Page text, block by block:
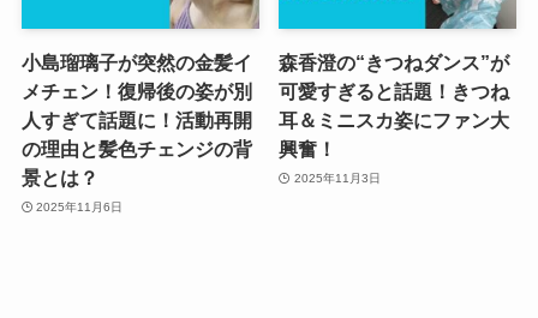
小島瑠璃子が突然の金髪イ
メチェン！復帰後の姿が別
人すぎて話題に！活動再開
の理由と髪色チェンジの背
景とは？
2025年11月6日
森香澄の“きつねダンス”が
可愛すぎると話題！きつね
耳＆ミニスカ姿にファン大
興奮！
2025年11月3日